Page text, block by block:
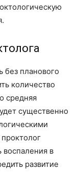
планового
количество
средняя
существенно
в
развитие